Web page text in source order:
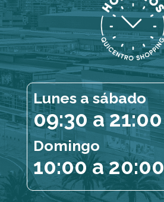
Lunes a sábado
09:30 a 21:00
Domingo
10:00 a 20:00